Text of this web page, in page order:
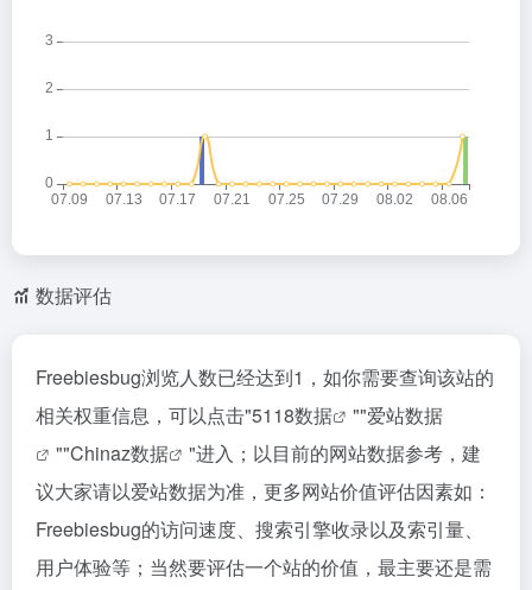
数据评估
Freebiesbug浏览人数已经达到1，如你需要查询该站的
相关权重信息，可以点击"5118数据 ""爱站数据
""Chinaz数据
"进入；以目前的网站数据参考，建
议大家请以爱站数据为准，更多网站价值评估因素如：
Freebiesbug的访问速度、搜索引擎收录以及索引量、
用户体验等；当然要评估一个站的价值，最主要还是需